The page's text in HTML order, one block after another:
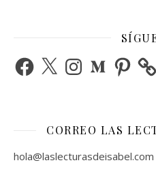
Facebook
X InstagramMediumPinterest
CORREO LAS
hola@laslecturasdeisabel.com